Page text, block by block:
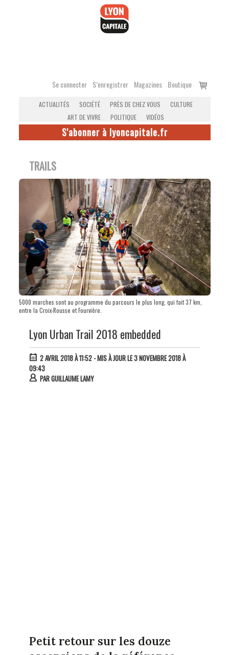
Se connecter S’enregistrer Magazines Boutique
Voir
ACTUALITÉS SOCIÉTÉ PRÈS DE CHEZ VOUS
CULTURE
ART DE VIVRE
POLITIQUE VIDÉOS
S'abonner à lyoncapitale.fr
TRAILS
5000 marches sont au programme du parcours le plus long, qui fait 37 km,
entre la Croix-Rousse et Fourvière.
Lyon Urban Trail 2018 embedded
2 AVRIL 2018 À 11:52- MIS À JOUR LE 3 NOVEMBRE 2018 À
09:43
PARGUILLAUME LAMY
Petit retour sur les douze